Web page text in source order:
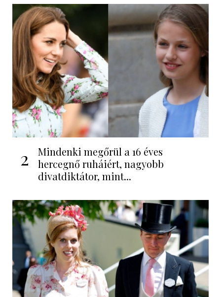
2
Mindenki megőrül a 16 éves
hercegnő ruháiért, nagyobb
divatdiktátor, mint...